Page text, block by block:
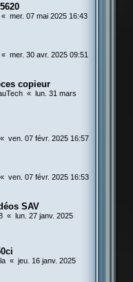
« mer. 07 mai 2025 16:43
« mer. 30 avr. 2025 09:51
copieur
« lun. 31 mars
« ven. 07 févr. 2025 16:57
« ven. 07 févr. 2025 16:53
SAV
« lun. 27 janv. 2025
« jeu. 16 janv. 2025